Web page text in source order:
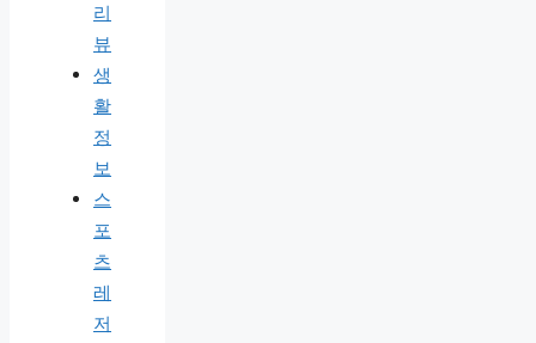
리
뷰
생
활
정
보
스
포
츠
레
저